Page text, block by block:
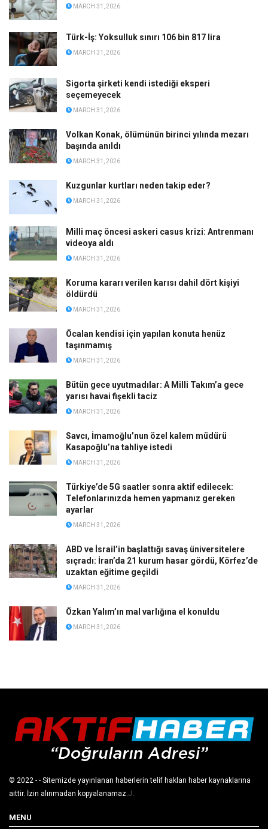
MARCH 31, 2026
Türk-İş: Yoksulluk sınırı 106 bin 817 lira
MARCH 31, 2026
Sigorta şirketi kendi istediği eksperi
seçemeyecek
MARCH 31, 2026
Volkan Konak, ölümünün birinci yılında mezarı
başında anıldı
MARCH 31, 2026
Kuzgunlar kurtları neden takip eder?
MARCH 31, 2026
Milli maç öncesi askeri casus krizi: Antrenmanı
videoya aldı
MARCH 31, 2026
Koruma kararı verilen karısı dahil dört kişiyi
öldürdü
MARCH 31, 2026
Öcalan kendisi için yapılan konuta henüz
taşınmamış
MARCH 31, 2026
Bütün gece uyutmadılar: A Milli Takım’a gece
yarısı havai fişekli taciz
MARCH 31, 2026
Savcı, İmamoğlu’nun özel kalem müdürü
Kasapoğlu’na tahliye istedi
MARCH 31, 2026
Türkiye’de 5G saatler sonra aktif edilecek:
Telefonlarınızda hemen yapmanız gereken
ayarlar
MARCH 31, 2026
ABD ve İsrail’in başlattığı savaş üniversitelere
sıçradı: İran’da 21 kurum hasar gördü, Körfez’de
uzaktan eğitime geçildi
MARCH 31, 2026
Özkan Yalım’ın mal varlığına el konuldu
MARCH 31, 2026
© 2022 - - Sitemizde yayınlanan haberlerin telif hakları haber kaynaklarına
aittir. İzin alınmadan kopyalanamaz. J
MENU